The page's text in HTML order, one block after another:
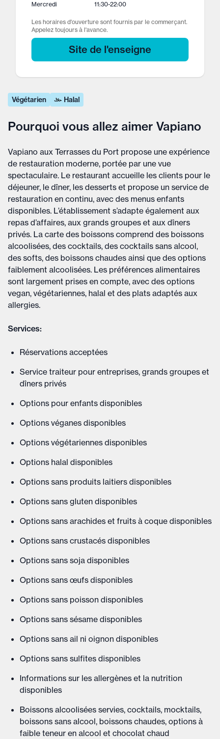
Mercredi
11:30-22:00
Les horaires d'ouverture sont fournis par le commerçant.
Appelez toujours à l'avance.
Site de l'enseigne
Végétarien Halal
Pourquoi vous allez aimer Vapiano
Vapiano aux Terrasses du Port propose une expérience
de restauration moderne, portée par une vue
spectaculaire. Le restaurant accueille les clients pour le
déjeuner, le dîner, les desserts et propose un service de
restauration en continu, avec des menus enfants
disponibles. L’établissement s’adapte également aux
repas d’affaires, aux grands groupes et aux dîners
privés. La carte des boissons comprend des boissons
alcoolisées, des cocktails, des cocktails sans alcool,
des softs, des boissons chaudes ainsi que des options
faiblement alcoolisées. Les préférences alimentaires
sont largement prises en compte, avec des options
vegan, végétariennes, halal et des plats adaptés aux
allergies.
Services:
Réservations acceptées
Service traiteur pour entreprises, grands groupes et
dîners privés
Options pour enfants disponibles
Options véganes disponibles
Options végétariennes disponibles
Options halal disponibles
Options sans produits laitiers disponibles
Options sans gluten disponibles
Options sans arachides et fruits à coque disponibles
Options sans crustacés disponibles
Options sans soja disponibles
Options sans œufs disponibles
Options sans poisson disponibles
Options sans sésame disponibles
Options sans ail ni oignon disponibles
Options sans sulfites disponibles
Informations sur les allergènes et la nutrition
disponibles
Boissons alcoolisées servies, cocktails, mocktails,
boissons sans alcool, boissons chaudes, options à
faible teneur en alcool et chocolat chaud